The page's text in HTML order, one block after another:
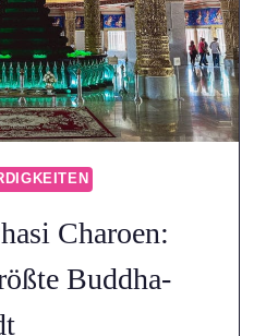
Charoen:
Buddha-